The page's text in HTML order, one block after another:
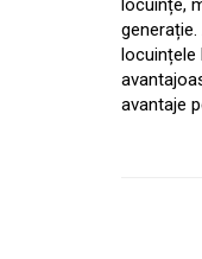
locuințe,
locuințele
avantaje